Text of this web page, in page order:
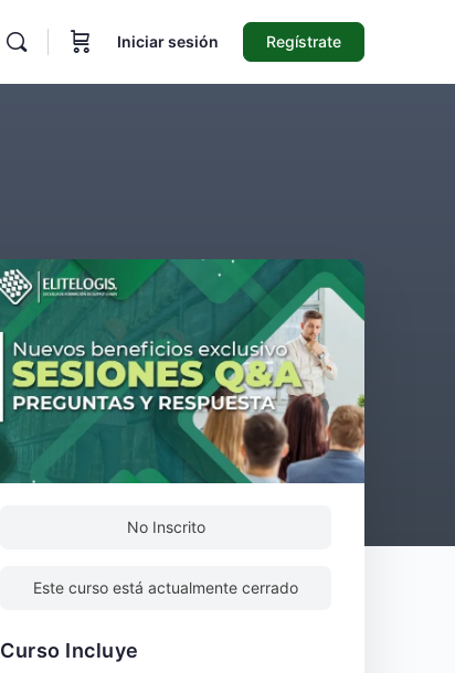
Iniciar sesión Regístrate
No Inscrito
Este curso está actualmente cerrado
Curso Incluye